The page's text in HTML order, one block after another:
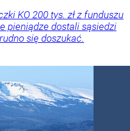
KO 200 tys. zł z funduszu
pieniądze dostali sąsiedzi
się doszukać.